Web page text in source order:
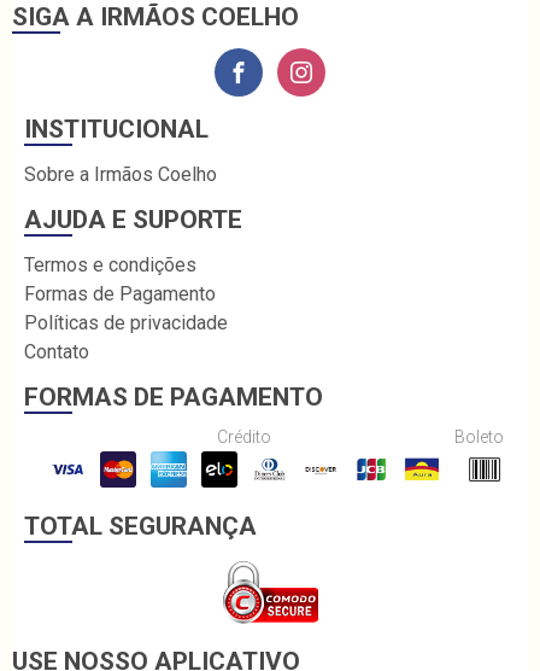
SIGA A IRMÃOS COELHO
INSTITUCIONAL
Sobre a Irmãos Coelho
AJUDA E SUPORTE
Termos e condições
Formas de Pagamento
Políticas de privacidade
Contato
FORMAS DE PAGAMENTO
Crédito Boleto
TOTAL SEGURANÇA
USE NOSSO APLICATIVO